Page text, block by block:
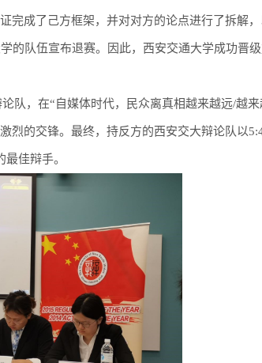
完成了己方框架，并对对方的论点进行了拆解，
的队伍宣布退赛。因此，西安交通大学成功晋级
队，在“自媒体时代，民众离真相越来越远/越来
烈的交锋。最终，持反方的西安交大辩论队以
佳辩手。